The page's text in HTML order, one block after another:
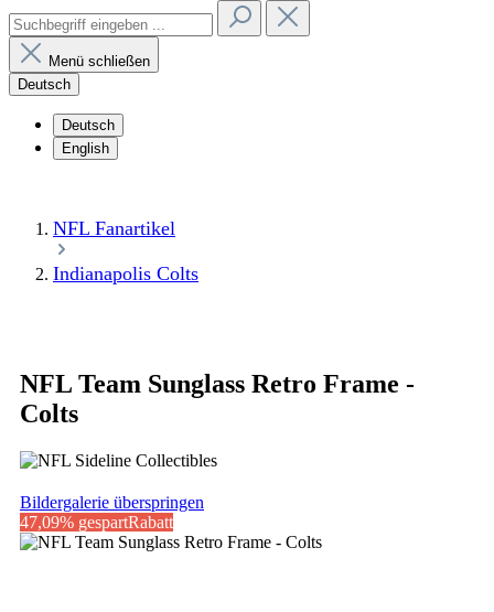
Menü schließen
Deutsch
Deutsch
English
NFL Fanartikel
Indianapolis Colts
NFL Team Sunglass Retro Frame -
Colts
Bildergalerie überspringen
47,09% gespartRabatt